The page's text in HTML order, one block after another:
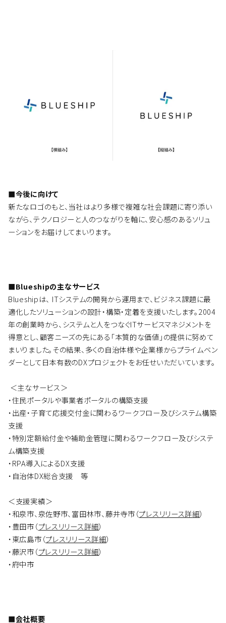
■今後に向けて
新たなロゴのもと、当社はより多様で複雑な社会課題に寄り添い
ながら、テクノロジーと人のつながりを軸に、安心感のあるソリュ
ーションをお届けしてまいります。
■Blueshipの主なサービス
Blueshipは、 ITシステムの開発から運用まで、ビジネス課題に最
適化したソリューションの設計・構築・定着を支援いたします。2004
年の創業時から、システムと人をつなぐITサービスマネジメントを
得意とし、顧客ニーズの先にある「本質的な価値」の提供に努めて
まいりました。その結果、多くの自治体様や企業様からプライムベン
ダーとして日本有数のDXプロジェクトをお任せいただいています。
＜主なサービス＞
・住民ポータルや事業者ポータルの構築支援
・出産・子育て応援交付金に関わるワークフロー及びシステム構築
支援
・特別定額給付金や補助金管理に関わるワークフロー及びシステ
ム構築支援
・RPA導入によるDX支援
・自治体DX総合支援 等
＜支援実績＞
・和泉市、泉佐野市、富田林市、藤井寺市（プレスリリース詳細）
・豊田市（プレスリリース詳細）
・東広島市（プレスリリース詳細）
・藤沢市（プレスリリース詳細）
・府中市
■会社概要